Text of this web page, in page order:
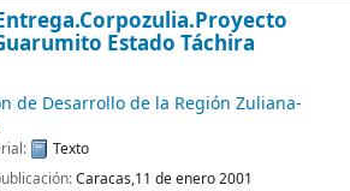
Estado Táchira
de Desarrollo de la Región Zuliana-
Texto
Caracas,11 de enero 2001